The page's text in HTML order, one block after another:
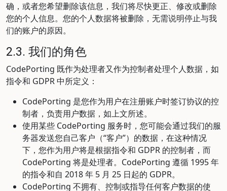
确，或者您希望删除该信息，我们将尽快更正、修改或删除
您的个人信息。您的个人数据将被删除，无需说明停止与我
们的账户的原因。
2.3. 我们的角色
CodePorting 既作为处理者又作为控制者处理个人数据，如
指令和 GDPR 中所定义：
CodePorting 是您作为用户在注册账户时签订协议的控
制者，负责用户数据，如上文所述。
使用某些 CodePorting 服务时，您可能会通过我们的服
务器发送您自己客户（“客户”）的数据，在这种情况
下，您作为用户将是根据指令和 GDPR 的控制者，而
CodePorting 将是处理者。CodePorting 遵循 1995 年
的指令和自 2018 年 5 月 25 日起的 GDPR。
CodePorting 不拥有、控制或指导任何客户数据的使